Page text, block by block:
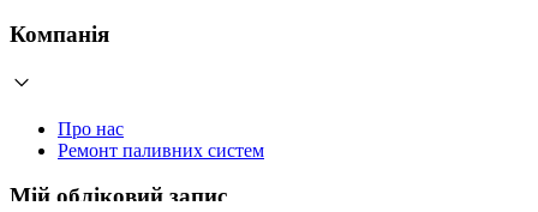
Компанія
Про нас
Ремонт паливних систем
Мій обліковий запис